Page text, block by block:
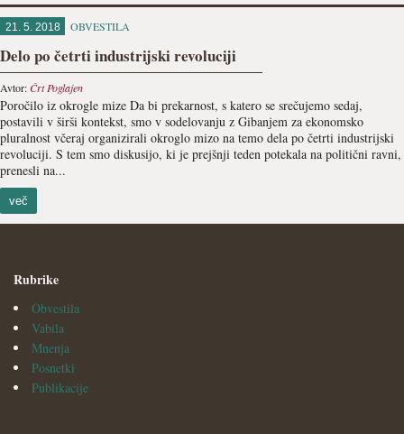
21. 5. 2018 OBVESTILA
Delo po četrti industrijski revoluciji
Avtor:Črt Poglajen
Poročilo iz okrogle mize Da bi prekarnost, s katero se srečujemo sedaj,
postavili v širši kontekst, smo v sodelovanju z Gibanjem za ekonomsko
pluralnost včeraj organizirali okroglo mizo na temo dela po četrti industrijski
revoluciji. S tem smo diskusijo, ki je prejšnji teden potekala na politični ravni,
prenesli na...
več
Rubrike
Obvestila
Vabila
Mnenja
Posnetki
Publikacije